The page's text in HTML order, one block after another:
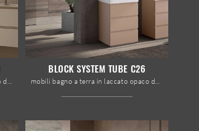
mobili bagno sospesi in laccato opaco dell'azienda Baxar: clicca e scopri l'arredo bagno moderno Block System Syntesi C29 per la stanza del benessere.
BLOCK SYSTEM TUBE C26
mobili bagno a terra in laccato opaco dell'azienda Baxar: clicca e scopri l'arredo bagno moderno Block System Tube C26 per il tuo bagno.